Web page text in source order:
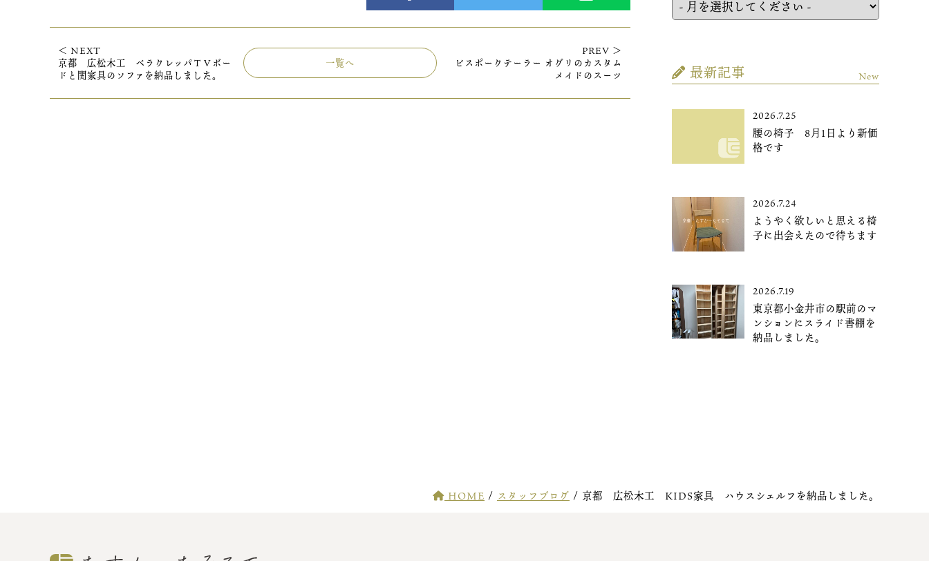
＜ NEXT
京都 広松木工 ベラクレッパＴＶボー
ドと関家具のソファを納品しました。
一覧へ
PREV ＞
ビスポークテーラー オグリのカスタム
メイドのスーツ
最新記事 New
2026.7.25
腰の椅子 8月1日より新価
格です
2026.7.24
ようやく欲しいと思える椅
子に出会えたので待ちます
2026.7.19
東京都小金井市の駅前のマ
ンションにスライド書棚を
納品しました。
HOME / スタッフブログ / 京都 広松木工 KIDS家具 ハウスシェルフを納品しました。